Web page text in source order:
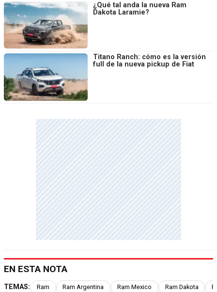
¿Qué tal anda la nueva Ram
Dakota Laramie?
Titano Ranch: cómo es la versión
full de la nueva pickup de Fiat
EN ESTA NOTA
TEMAS: Ram Ram Argentina Ram Mexico Ram Dakota